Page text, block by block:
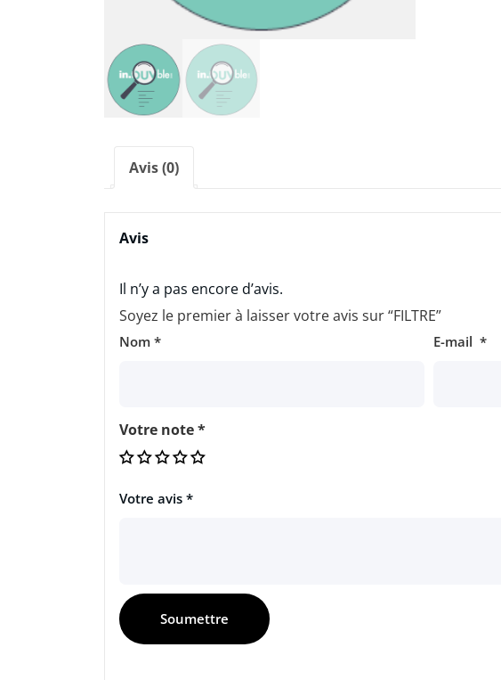
Avis (0)
Avis
Il n’y a pas encore d’avis.
Soyez le premier à laisser votre avis sur “FILTRE”
Nom * E-mail *
Votre note*
Votre avis *